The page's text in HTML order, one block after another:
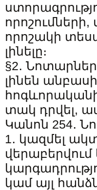
որոշակի
լինելը։
§2․
լինեն
տակ դրվել,
Կանոն 254․
1․ կազմել
վերաբերվում
կամ այլ